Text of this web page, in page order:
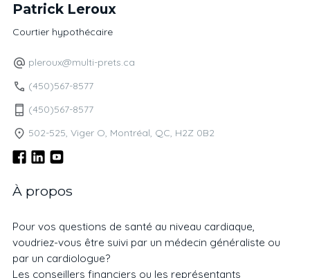
Patrick Leroux
Courtier hypothécaire
pleroux@multi-prets.ca
(450)567-8577
(450)567-8577
502-525, Viger O, Montréal, QC, H2Z 0B2
À propos
Pour vos questions de santé au niveau cardiaque,
voudriez-vous être suivi par un médecin généraliste ou
par un cardiologue?
Les conseillers financiers ou les représentants